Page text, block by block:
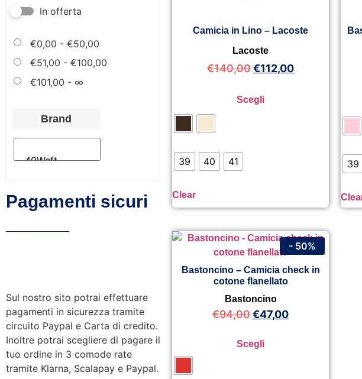
In offerta
€0,00 - €50,00
€51,00 - €100,00
€101,00 - ∞
Brand
Pagamenti sicuri
Sul nostro sito potrai effettuare
pagamenti in sicurezza tramite
circuito Paypal e Carta di credito.
Inoltre potrai scegliere di pagare il
tuo ordine in 3 comode rate
tramite Klarna, Scalapay e Paypal.
Camicia in Lino – Lacoste
Lacoste
€140,00€112,00
Scegli
39 40 41
Clear
39
Bastoncino – Camicia check in
cotone flanellato
Bastoncino
€94,00€47,00
Scegli
- 50%